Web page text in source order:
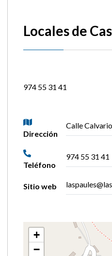
Locales de
974 55 31 41
Dirección
Calle
Teléfono
974 55 31 41
Sitio web
+
−